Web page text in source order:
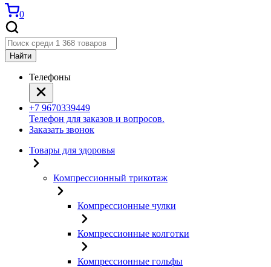
0
Найти
Телефоны
+7 9670339449
Телефон для заказов и вопросов.
Заказать звонок
Товары для здоровья
Компрессионный трикотаж
Компрессионные чулки
Компрессионные колготки
Компрессионные гольфы